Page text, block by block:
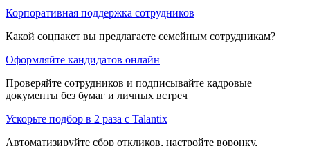
Корпоративная поддержка сотрудников
Какой соцпакет вы предлагаете семейным сотрудникам?
Оформляйте кандидатов онлайн
Проверяйте сотрудников и подписывайте кадровые
документы без бумаг и личных встреч
Ускорьте подбор в 2 раза с Talantix
Автоматизируйте сбор откликов, настройте воронку,